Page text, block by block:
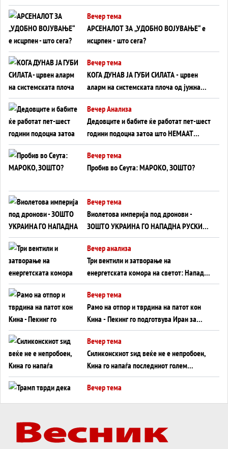
БЕЗ ФРОНТ
Вечер тема
АРСЕНАЛОТ ЗА „УДОБНО ВОЈУВАЊЕ“ е
исцрпен - што сега?
Вечер тема
КОГА ДУНАВ ЈА ГУБИ СИЛАТА - црвен
аларм на системската плоча од јужна
Германија до Црното Море...
Вечер Анализа
Дедовците и бабите ќе работат пет-шест
години подоцна затоа што НЕМААТ
ВНУЦИ ДА ГИ ЗАМЕНАТ
Вечер тема
Пробив во Сеута: МАРОКО, ЗОШТО?
Вечер тема
Виолетова империја под дронови -
ЗОШТО УКРАИНА ГО НАПАДНА РУСКИОТ
WILDBERRIES
Вечер анализа
Три вентили и затворање на
енергетската комора на светот: Нападот
во Суец најавува глобален енергетски
инфаркт?
Вечер тема
Рамо на отпор и тврдина на патот кон
Кина - Пекинг го подготвува Иран за
американска копнена инвазија
Вечер тема
Силиконскиот ѕид веќе не е непробоен,
Кина го напаѓа последниот голем
монопол на Западот?
Вечер тема
Вечер тема
ДЛАБОКО УДОЛУ: Сметководствените